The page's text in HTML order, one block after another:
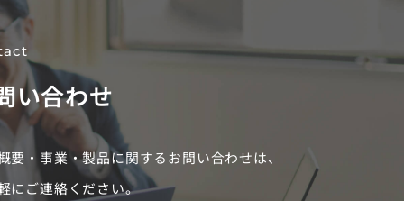
い合わせ
要・事業・製品に関するお問い合わせは、
にご連絡ください。